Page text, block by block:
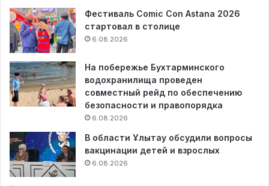
Фестиваль Comic Con Astana 2026
стартовал в столице
6.08.2026
На побережье Бухтарминского
водохранилища проведен
совместный рейд по обеспечению
безопасности и правопорядка
6.08.2026
В области Ұлытау обсудили вопросы
вакцинации детей и взрослых
6.08.2026